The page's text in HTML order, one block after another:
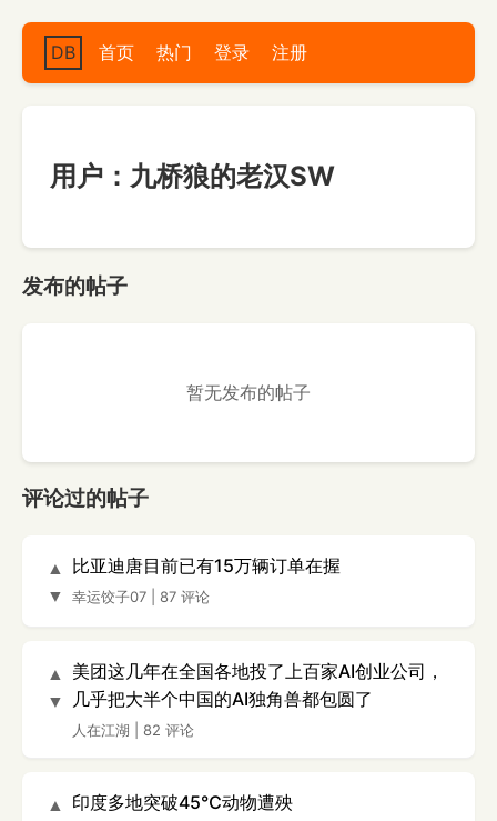
DB 首页 热门 登录 注册
用户：九桥狼的老汉SW
发布的帖子
暂无发布的帖子
评论过的帖子
▲
▼
比亚迪唐目前已有15万辆订单在握
幸运饺子07 87 评论
▲
▼
美团这几年在全国各地投了上百家AI创业公司，
几乎把大半个中国的AI独角兽都包圆了
人在江湖 82 评论
▲
印度多地突破45℃动物遭殃